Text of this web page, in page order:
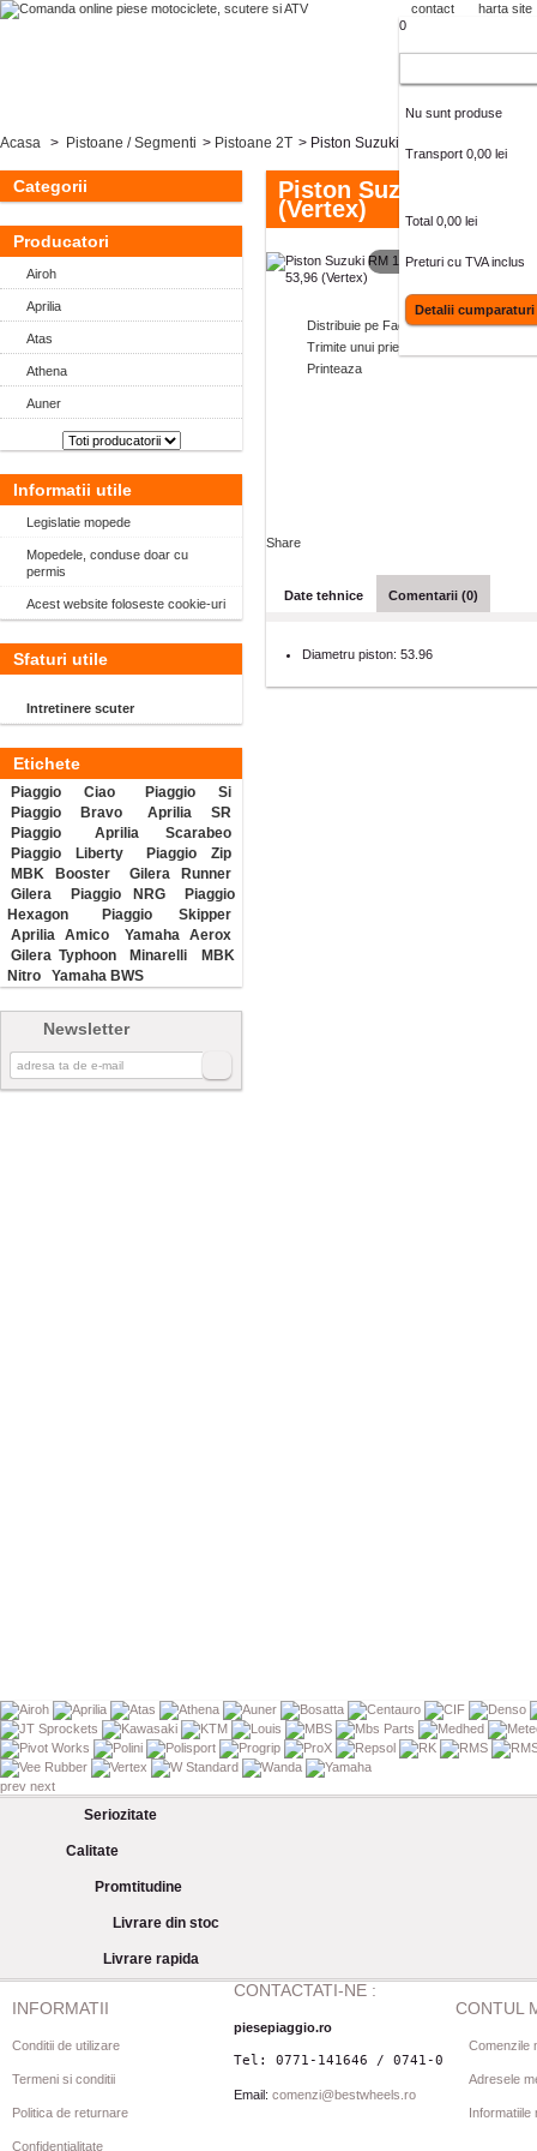
contact
harta site
0
Nu sunt produse
Transport 0,00 lei
Total 0,00 lei
Preturi cu TVA inclus
Detalii cumparaturi
Categorii
Producatori
Airoh
Aprilia
Atas
Athena
Auner
Informatii utile
Legislatie mopede
Mopedele, conduse doar cu
permis
Acest website foloseste cookie-uri
Sfaturi utile
Intretinere scuter
Etichete
Piaggio Ciao
Piaggio Si
Piaggio Bravo
Aprilia SR
Piaggio
Aprilia Scarabeo
Piaggio Liberty
Piaggio Zip
MBK Booster
Gilera Runner
Gilera
Piaggio NRG
Piaggio
Hexagon
Piaggio Skipper
Aprilia Amico
Yamaha Aerox
Gilera Typhoon
Minarelli
MBK
Nitro
Yamaha BWS
Newsletter
Acasa > Pistoane / Segmenti > Pistoane 2T > Piston Suzuki RM 125 '90-'99
Piston Suzuki RM 125
(Vertex)
MAI MARE
Distribuie pe Facebook
Trimite unui prieten
Printeaza
Share
Date tehnice Comentarii (0)
Diametru piston: 53.96
prev next
Seriozitate
Calitate
Promtitudine
Livrare din stoc
Livrare rapida
INFORMATII
Conditii de utilizare
Termeni si conditii
Politica de returnare
Confidentialitate
CONTACTATI-NE :
piesepiaggio.ro
Tel: 0771-141646 / 0741-080844
Email: comenzi@bestwheels.ro
CONTUL
Comenzile
Adresele
Informatiile